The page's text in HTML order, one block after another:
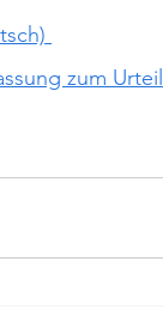
zum Urteil